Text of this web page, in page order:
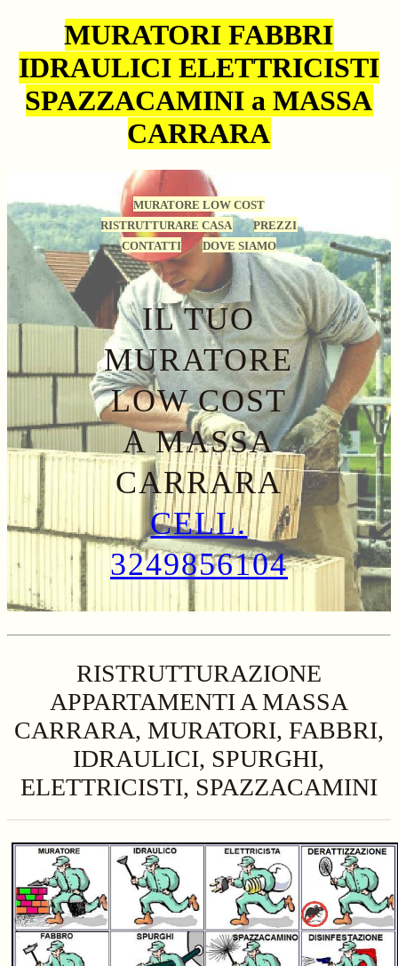
MURATORI FABBRI
IDRAULICI ELETTRICISTI
SPAZZACAMINI a MASSA
CARRARA
MURATORE LOW COST
RISTRUTTURARE CASA
PREZZI
CONTATTI
DOVE SIAMO
IL TUO
MURATORE
LOW COST
A MASSA
CARRARA
CELL.
3249856104
RISTRUTTURAZIONE
APPARTAMENTI A MASSA
CARRARA, MURATORI, FABBRI,
IDRAULICI, SPURGHI,
ELETTRICISTI, SPAZZACAMINI